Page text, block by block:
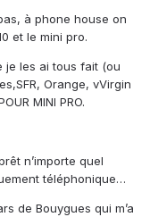
à phone house on
et le mini pro.
je les ai tous fait (ou
Orange, vVirgin
MINI PRO.
n’importe quel
téléphonique…
de Bouygues qui m’a